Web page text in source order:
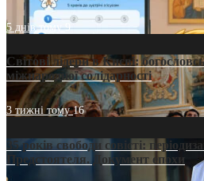
5 днів тому9
Світові лідери в Києві:
міжнародної солідарності
3 тижні тому16
35 років свободи совісті:
Предстоятеля. Документ епохи